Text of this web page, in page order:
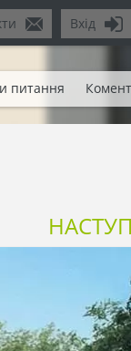
Вхід
питання